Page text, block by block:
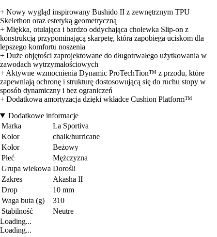
+ Nowy wygląd inspirowany Bushido II z zewnętrznym TPU
Skelethon oraz estetyką geometryczną
+ Miękka, otulająca i bardzo oddychająca cholewka Slip-on z
konstrukcją przypominającą skarpetę, która zapobiega uciskom dla
lepszego komfortu noszenia
+ Duże objętości zaprojektowane do długotrwałego użytkowania w
zawodach wytrzymałościowych
+ Aktywne wzmocnienia Dynamic ProTechTion™ z przodu, które
zapewniają ochronę i strukturę dostosowującą się do ruchu stopy w
sposób dynamiczny i bez ograniczeń
+ Dodatkowa amortyzacja dzięki wkładce Cushion Platform™
Dodatkowe informacje
Marka
La Sportiva
Kolor
chalk/hurricane
Kolor
Beżowy
Płeć
Mężczyzna
Grupa wiekowa Dorośli
Zakres
Akasha II
Drop
10 mm
Waga buta (g)
310
Stabilność
Neutre
Loading...
Loading...